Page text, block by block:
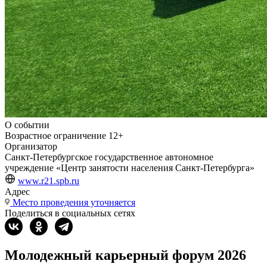
О событии
Возрастное ограничение 12+
Организатор
Санкт-Петербургское государственное автономное
учреждение «Центр занятости населения Санкт-Петербурга»
www.r21.spb.ru
Адрес
Место проведения уточняется
Поделиться в социальных сетях
Молодежный карьерный форум 2026